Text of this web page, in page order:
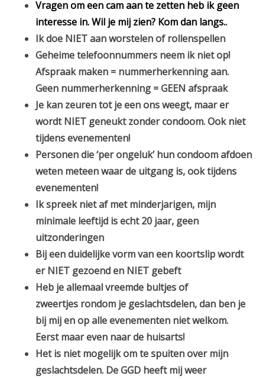
Vragen om een cam aan te zetten heb ik geen
interesse in. Wil je mij zien? Kom dan langs..
Ik doe NIET aan worstelen of rollenspellen
Geheime telefoonnummers neem ik niet op!
Afspraak maken = nummerherkenning aan.
Geen nummerherkenning = GEEN afspraak
Je kan zeuren tot je een ons weegt, maar er
wordt NIET geneukt zonder condoom. Ook niet
tijdens evenementen!
Personen die ‘per ongeluk’ hun condoom afdoen
weten meteen waar de uitgang is, ook tijdens
evenementen!
Ik spreek niet af met minderjarigen, mijn
minimale leeftijd is echt 20 jaar, geen
uitzonderingen
Bij een duidelijke vorm van een koortslip wordt
er NIET gezoend en NIET gebeft
Heb je allemaal vreemde bultjes of
zweertjes rondom je geslachtsdelen, dan ben je
bij mij en op alle evenementen niet welkom.
Eerst maar even naar de huisarts!
Het is niet mogelijk om te spuiten over mijn
geslachtsdelen. De GGD heeft mij weer